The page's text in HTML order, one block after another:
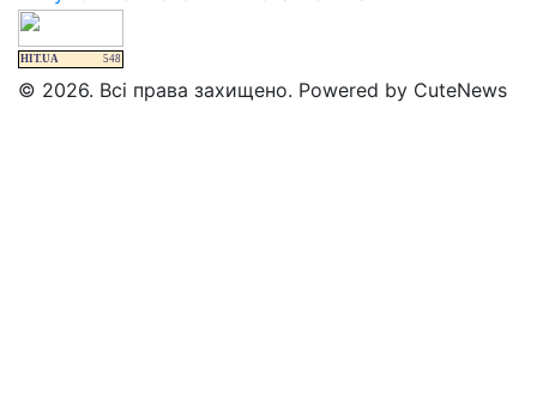
HIT.UA 548
© 2026. Всі права захищено. Powered by CuteNews